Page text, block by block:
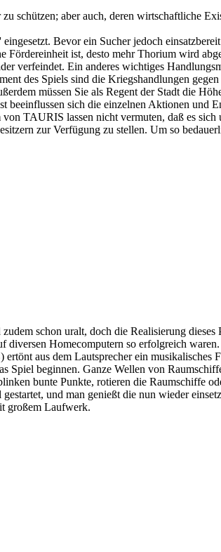
schützen; aber auch, deren wirtschaftliche
Bevor ein Sucher jedoch
Fördereinheit ist, desto mehr Thorium wird
verfeindet. Ein anderes wichtiges
des Spiels sind die Kriegshandlungen
müssen Sie als Regent der Stadt die
sich die einzelnen Aktionen und
TAURIS lassen nicht vermuten, daß es
zur Verfügung zu stellen. Um so
schon uralt, doch die Realisierung
diversen Homecomputern so erfolgreich
aus dem Lautsprecher ein
Spiel beginnen. Ganze Wellen von
bunte Punkte, rotieren die Raumschiffe
und man genießt die nun wieder
großem Laufwerk.